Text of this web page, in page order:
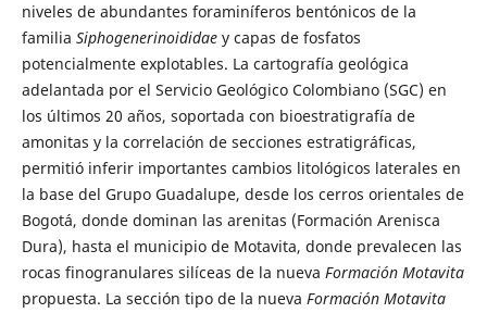
niveles de abundantes foraminíferos bentónicos de la
familia Siphogenerinoididaey capas de fosfatos
potencialmente explotables. La cartografía geológica
adelantada por el Servicio Geológico Colombiano (SGC) en
los últimos 20 años, soportada con bioestratigrafía de
amonitas y la correlación de secciones estratigráficas,
permitió inferir importantes cambios litológicos laterales en
la base del Grupo Guadalupe, desde los cerros orientales de
Bogotá, donde dominan las arenitas (Formación Arenisca
Dura), hasta el municipio de Motavita, donde prevalecen las
rocas finogranulares silíceas de la nueva Formación Motavita
propuesta. La sección tipo de la nueva Formación Motavita